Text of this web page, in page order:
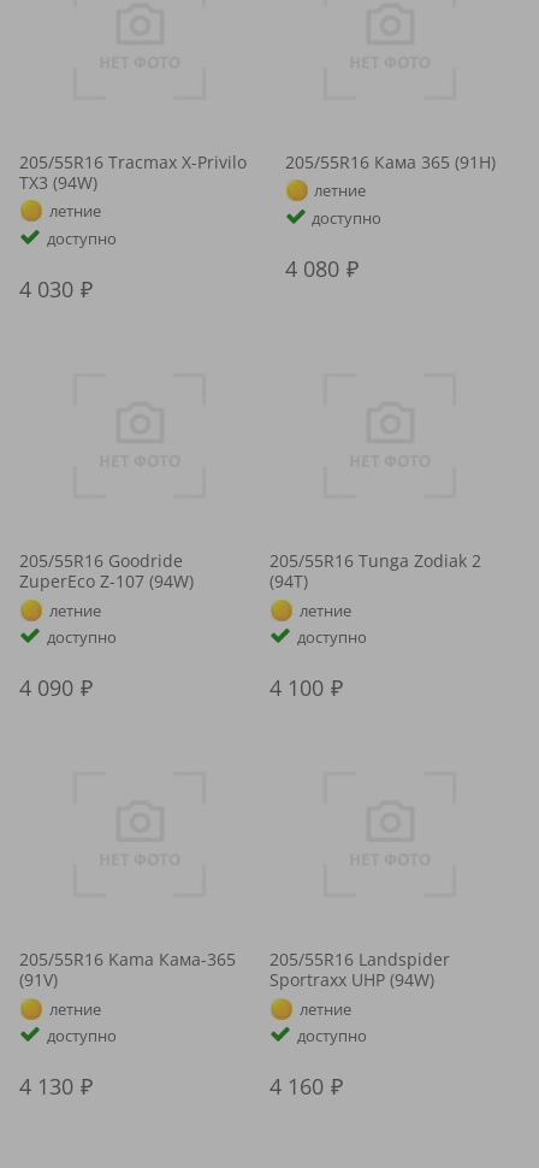
205/55R16 Tracmax X-Privilo
TX3 (94W)
летние
доступно
4 030
205/55R16 Кама 365 (91H)
летние
доступно
4 080
205/55R16 Goodride
ZuperEco Z-107 (94W)
летние
доступно
4 090
205/55R16 Tunga Zodiak 2
(94T)
летние
доступно
4 100
205/55R16 Kama Кама-365
(91V)
летние
доступно
4 130
205/55R16 Landspider
Sportraxx UHP (94W)
летние
доступно
4 160